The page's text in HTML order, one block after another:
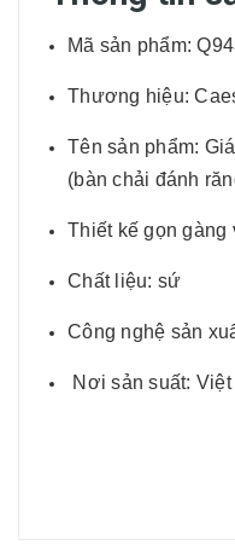
Mã sản phẩm:
Thương hiệu:
Tên sản phẩm:
(bàn chải đánh
Thiết kế gọn gàng
Chất liệu: sứ
Công nghệ sản
Nơi sản suất: Việt